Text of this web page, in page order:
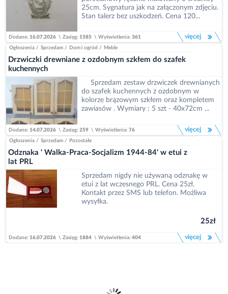
25cm. Sygnatura jak na załączonym zdjęciu.
Stan talerz bez uszkodzeń. Cena 120...
Dodane:16.07.2026 \ Zasięg:1585 \ Wyświetlenia:361 więcej
Ogłoszenia / Sprzedam / Dom i ogród / Meble
Drzwiczki drewniane z ozdobnym szkłem do szafek
kuchennych
Sprzedam zestaw drzwiczek drewnianych
do szafek kuchennych z ozdobnym w
kolorze brązowym szkłem oraz kompletem
zawiasów . Wymiary : 5 szt - 40x72cm ...
Dodane:14.07.2026 \ Zasięg:259 \ Wyświetlenia:76 więcej
Ogłoszenia / Sprzedam / Pozostałe
Odznaka ' Walka-Praca-Socjalizm 1944-84' w etui z
lat PRL
Sprzedam nigdy nie używaną odznakę w
etui z lat wczesnego PRL. Cena 25zł.
Kontakt przez SMS lub telefon. Możliwa
wysyłka.
25zł
Dodane:16.07.2026 \ Zasięg:1884 \ Wyświetlenia:404 więcej